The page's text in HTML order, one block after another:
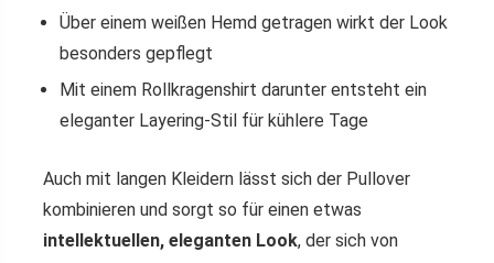
Über einem weißen Hemd getragen wirkt der Look
besonders gepflegt
Mit einem Rollkragenshirt darunter entsteht ein
eleganter Layering-Stil für kühlere Tage
Auch mit langen Kleidern lässt sich der Pullover
kombinieren und sorgt so für einen etwas
intellektuellen, eleganten Look, der sich von